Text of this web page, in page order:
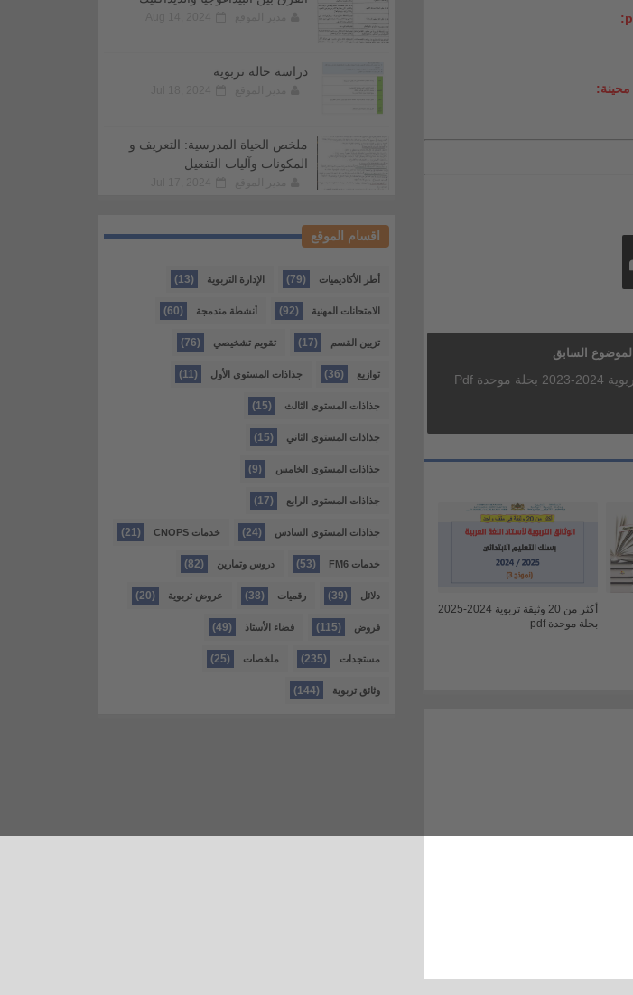
الموضوع السابق
أكثر من 20 وثيقة تربوية 2024-2025
بحلة موحدة pdf
دراسة حالة تربوية
ملخص الحياة المدرسية: التعريف و
المكونات وآليات التفعيل
اقسام الموقع
أطر الأكاديميات (79) الإدارة التربوية (13)
الامتحانات المهنية (92) أنشطة مندمجة (60)
تزيين القسم (17) تقويم تشخيصي (76)
توازيع (36) جذاذات المستوى الأول (11)
جذاذات المستوى الثالث (15)
جذاذات المستوى الثاني (15)
جذاذات المستوى الخامس (9)
جذاذات المستوى الرابع (17)
جذاذات المستوى السادس (24) خدمات CNOPS (21)
خدمات FM6 (53) دروس وتمارين (82)
دلائل (39) رقميات (38) عروض تربوية (20)
فروض (115) فضاء الأستاذ (49)
مستجدات (235) ملخصات (25)
وثائق تربوية (144)